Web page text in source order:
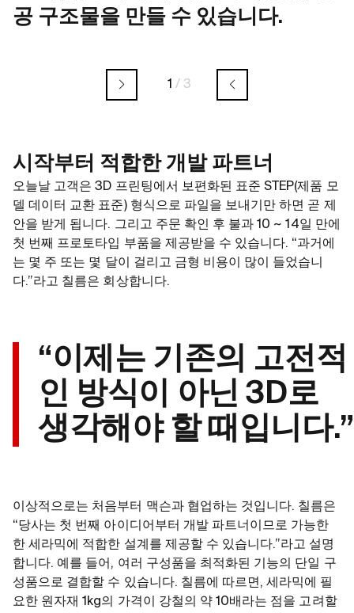
공 구조물을 만들 수 있습니다.
1 / 3
시작부터 적합한 개발 파트너
오늘날 고객은 3D 프린팅에서 보편화된 표준 STEP(제품 모
델 데이터 교환 표준) 형식으로 파일을 보내기만 하면 곧 제
안을 받게 됩니다. 그리고 주문 확인 후 불과 10 ~ 14일 만에
첫 번째 프로토타입 부품을 제공받을 수 있습니다. “과거에
는 몇 주 또는 몇 달이 걸리고 금형 비용이 많이 들었습니
다.”라고 칠름은 회상합니다.
“이제는 기존의 고전적
인 방식이 아닌 3D로
생각해야 할 때입니다.”
이상적으로는 처음부터 맥슨과 협업하는 것입니다. 칠름은
“당사는 첫 번째 아이디어부터 개발 파트너이므로 가능한
한 세라믹에 적합한 설계를 제공할 수 있습니다.”라고 설명
합니다. 예를 들어, 여러 구성품을 최적화된 기능의 단일 구
성품으로 결합할 수 있습니다. 칠름에 따르면, 세라믹에 필
요한 원자재 1kg의 가격이 강철의 약 10배라는 점을 고려할